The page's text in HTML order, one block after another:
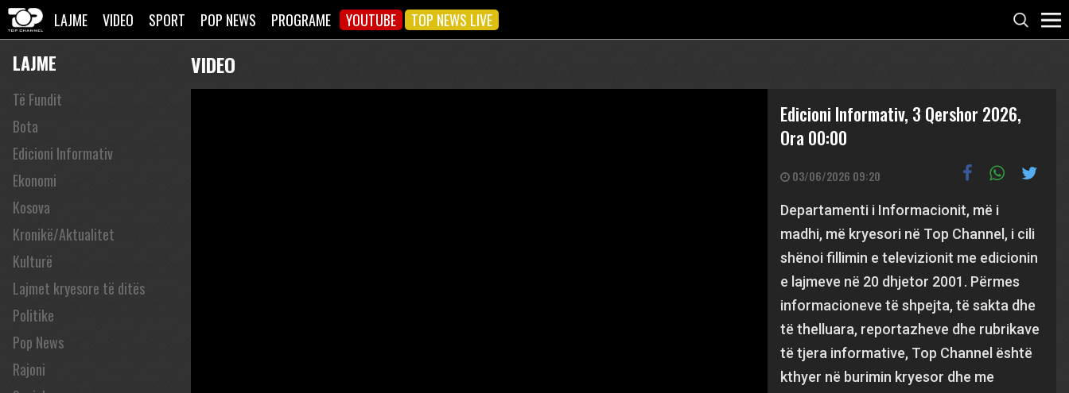
LAJME VIDEO SPORT POP NEWS PROGRAME YOUTUBE TOP NEWS LIVE
LAJME
Të Fundit
Bota
Edicioni Informativ
Ekonomi
Kosova
Kronikë/Aktualitet
Kulturë
Lajmet kryesore të ditës
Politike
Pop News
Rajoni
VIDEO
Edicioni Informativ, 3 Qershor 2026,
Ora 00:00
03/06/2026 09:20
Departamenti i Informacionit, më i
madhi, më kryesori në Top Channel, i cili
shënoi fillimin e televizionit me edicionin
e lajmeve në 20 dhjetor 2001. Përmes
informacioneve të shpejta, të sakta dhe
të thelluara, reportazheve dhe rubrikave
të tjera informative, Top Channel është
kthyer në burimin kryesor dhe me